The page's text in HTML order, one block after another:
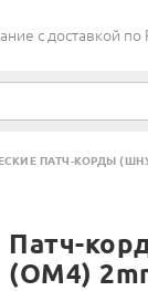
c доставкой по
ПАТЧ-КОРДЫ
Патч-
(OM4)